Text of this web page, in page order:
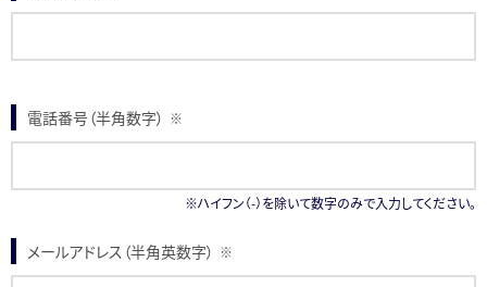
電話番号（半角数字） ※
※ハイフン（-）を除いて数字のみで入力してください。
メールアドレス（半角英数字） ※